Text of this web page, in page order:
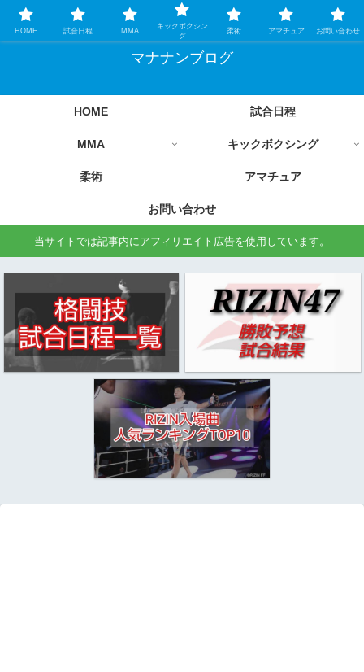
格闘技情報を中心に毎日更新します
マナナンブログ
HOME 試合日程
MMA キックボクシング
柔術 アマチュア
お問い合わせ
当サイトでは記事内にアフィリエイト広告を使用しています。
HOME 試合日程 MMA
キックボクシン
グ
柔術 アマチュア お問い合わせ